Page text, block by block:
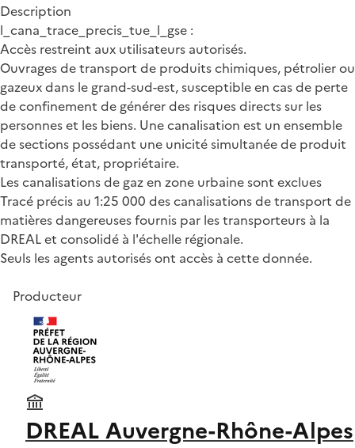
Description
l_cana_trace_precis_tue_l_gse :
Accès restreint aux utilisateurs autorisés.
Ouvrages de transport de produits chimiques, pétrolier ou
gazeux dans le grand-sud-est, susceptible en cas de perte
de confinement de générer des risques directs sur les
personnes et les biens. Une canalisation est un ensemble
de sections possédant une unicité simultanée de produit
transporté, état, propriétaire.
Les canalisations de gaz en zone urbaine sont exclues
Tracé précis au 1:25 000 des canalisations de transport de
matières dangereuses fournis par les transporteurs à la
DREAL et consolidé à l'échelle régionale.
Seuls les agents autorisés ont accès à cette donnée.
Producteur
DREAL Auvergne-Rhône-Alpes